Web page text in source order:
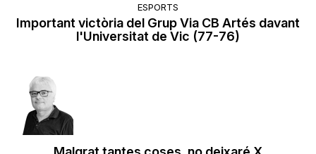
ESPORTS
Important victòria del Grup Via CB Artés davant
l'Universitat de Vic (77-76)